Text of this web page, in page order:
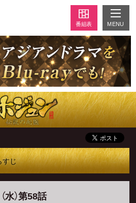
番組表 MENU
すじ
水）第58話